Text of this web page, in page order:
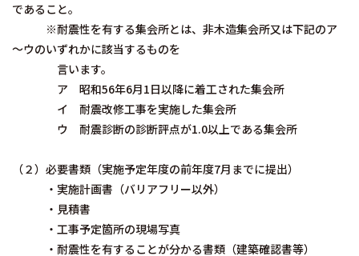
であること。
※耐震性を有する集会所とは、非木造集会所又は下記のア
～ウのいずれかに該当するものを
言います。
ア 昭和56年6月1日以降に着工された集会所
イ 耐震改修工事を実施した集会所
ウ 耐震診断の診断評点が1.0以上である集会所
（２）必要書類（実施予定年度の前年度7月までに提出）
・実施計画書（バリアフリー以外）
・見積書
・工事予定箇所の現場写真
・耐震性を有することが分かる書類（建築確認書等）